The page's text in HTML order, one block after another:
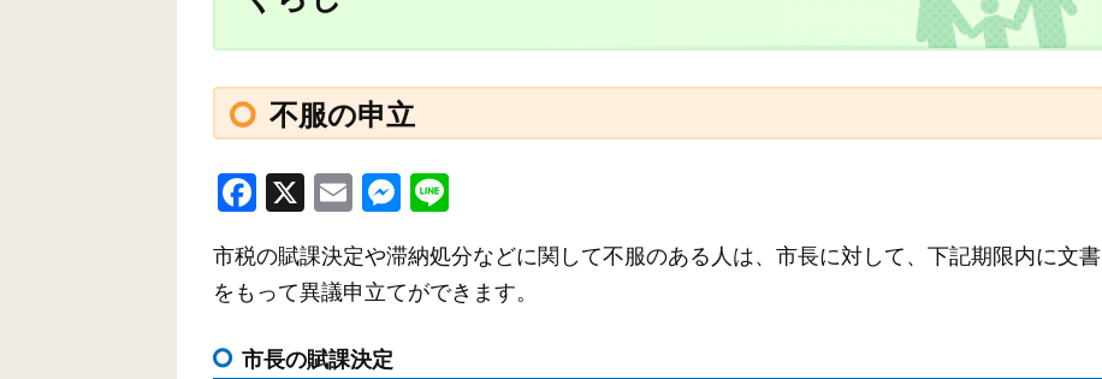
不服の申立
F
c
e
b
X
E
ail
M
ss
e
e
市税の賦課決定や滞納処分などに関して不服のある人は、市長に対して、下記期限内に文書
をもって異議申立てができます。
市長の賦課決定